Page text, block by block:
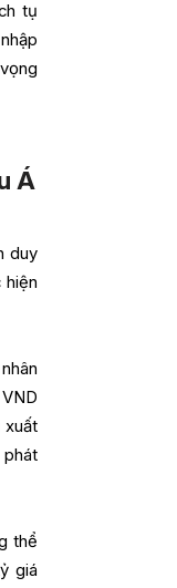
tụ
Á
duy
xuất
phát
thể
giá